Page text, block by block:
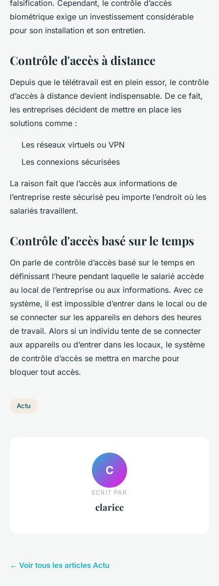
falsification. Cependant, le contrôle d’accès
biométrique exige un investissement considérable
pour son installation et son entretien.
Contrôle d'accès à distance
Depuis que le télétravail est en plein essor, le contrôle
d’accès à distance devient indispensable. De ce fait,
les entreprises décident de mettre en place les
solutions comme :
Les réseaux virtuels ou VPN
Les connexions sécurisées
La raison fait que l’accès aux informations de
l’entreprise reste sécurisé peu importe l’endroit où les
salariés travaillent.
Contrôle d'accès basé sur le temps
On parle de contrôle d’accès basé sur le temps en
définissant l’heure pendant laquelle le salarié accède
au local de l’entreprise ou aux informations. Avec ce
système, il est impossible d’entrer dans le local ou de
se connecter sur les appareils en dehors des heures
de travail. Alors si un individu tente de se connecter
aux appareils ou d’entrer dans les locaux, le système
de contrôle d’accès se mettra en marche pour
bloquer tout accès.
Actu
C
ECRIT PAR
clarice
← Voir tous les articles Actu